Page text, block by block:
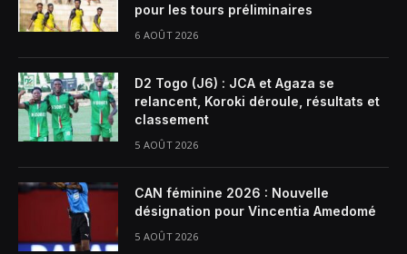
pour les tours préliminaires
6 AOÛT 2026
D2 Togo (J6) : JCA et Agaza se
relancent, Koroki déroule, résultats et
classement
5 AOÛT 2026
CAN féminine 2026 : Nouvelle
désignation pour Vincentia Amedomé
5 AOÛT 2026